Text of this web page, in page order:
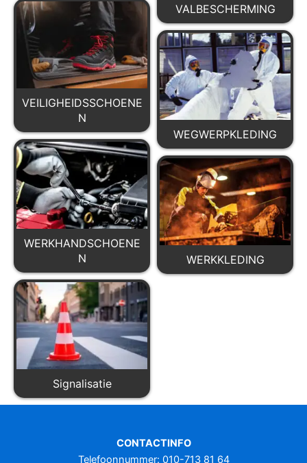
VALBESCHERMING
VEILIGHEIDSSCHOENE
N
WEGWERPKLEDING
WERKHANDSCHOENE
N
WERKKLEDING
Signalisatie
CONTACTINFO
Telefoonnummer: 010-713 81 64